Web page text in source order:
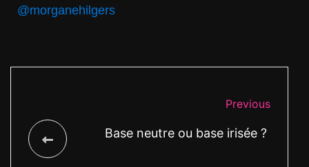
@morganehilgers
Previous
Base neutre ou base irisée ?